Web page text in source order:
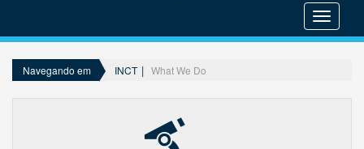
menu
Navegando em INCT What We Do